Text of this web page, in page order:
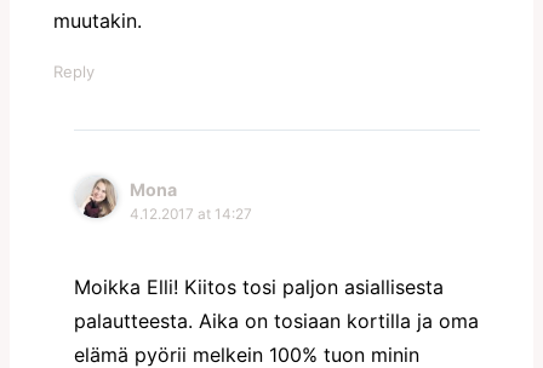
muutakin.
Reply
Mona
4.12.2017 at 14:27
Moikka Elli! Kiitos tosi paljon asiallisesta
palautteesta. Aika on tosiaan kortilla ja oma
elämä pyörii melkein 100% tuon minin